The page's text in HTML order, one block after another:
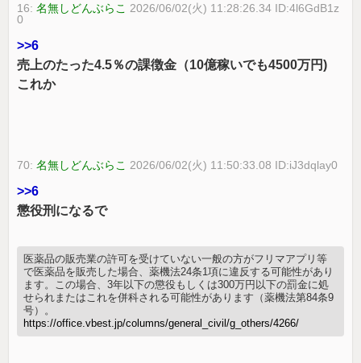
16:名無しどんぶらこ 2026/06/02(火) 11:28:26.34 ID:4l6GdB1z
0
>>6
売上のたった4.5％の課徴金（10億稼いでも4500万円)
これか
70:名無しどんぶらこ 2026/06/02(火) 11:50:33.08 ID:iJ3dqlay0
>>6
懲役刑になるで
医薬品の販売業の許可を受けていない一般の方がフリマアプリ等
で医薬品を販売した場合、薬機法24条1項に違反する可能性があり
ます。この場合、3年以下の懲役もしくは300万円以下の罰金に処
せられまたはこれを併科される可能性があります（薬機法第84条9
号）。
https://office.vbest.jp/columns/general_civil/g_others/4266/